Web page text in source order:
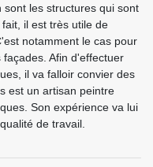
les structures qui sont
il est très utile de
notamment le cas pour
Afin d'effectuer
il va falloir convier des
est un artisan peintre
Son expérience va lui
de travail.